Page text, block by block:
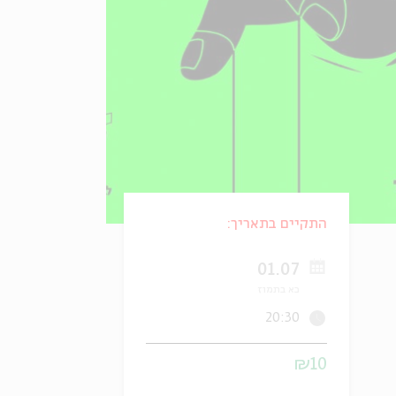
התקיים בתאריך:
01.07
20:30
₪10